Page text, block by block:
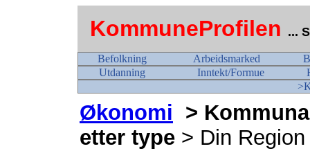
KommuneProfilen ...
Befolkning Arbeidsmarked
Utdanning
Inntekt/Formue
Økonomi >
etter type > Din Region